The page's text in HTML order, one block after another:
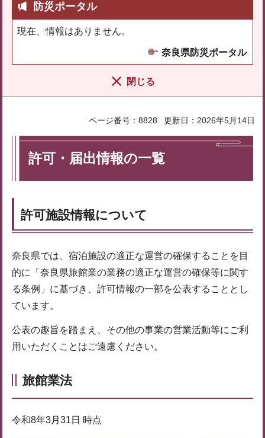
防災ポータル
現在、情報はありません。
奈良県防災ポータル
閉じる
ページ番号：8828 更新日：2026年5月14日
許可・届出情報の一覧
許可施設情報について
奈良県では、宿泊施設の適正な運営の確保することを目
的に「奈良県旅館業の業務の適正な運営の確保等に関す
る条例」に基づき、許可情報の一部を公表することとし
ています。
公表の趣旨を踏まえ、その他の事業の営業活動等にご利
用いただくことはご遠慮ください。
旅館業法
令和8年3月31日 時点